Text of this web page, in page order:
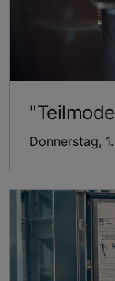
Donnerstag,